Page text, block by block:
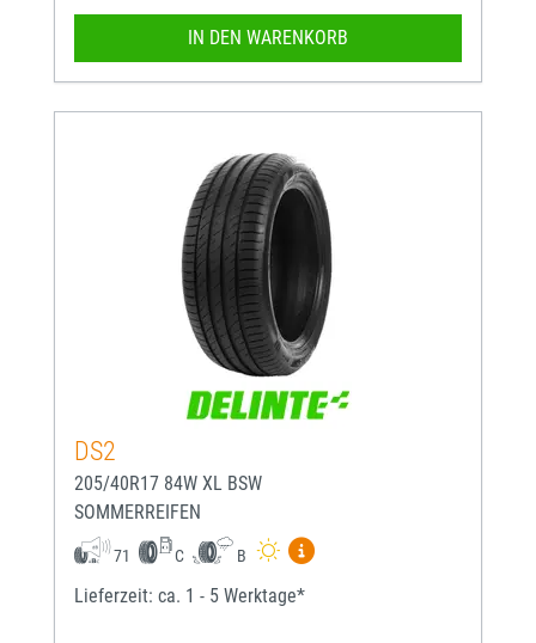
IN DEN WARENKORB
DS2
205/40R17 84W XL BSW
SOMMERREIFEN
71 C B
Mehr Informationen zum
Lieferzeit: ca. 1 - 5 Werktage*